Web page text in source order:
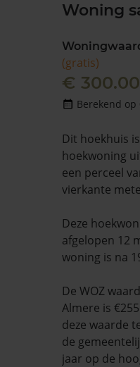
Woning
(gratis)
€
Berekend op
Dit hoekhuis
hoekwoning
een perceel
vierkante
Deze
afgelopen 12
woning is na
De WOZ
Almere is
deze waarde
de
jaar op de